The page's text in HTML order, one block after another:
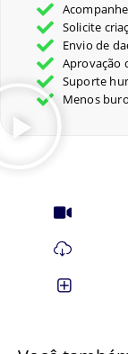
Solicite
Envio de
Aprovação
Suporte
Menos